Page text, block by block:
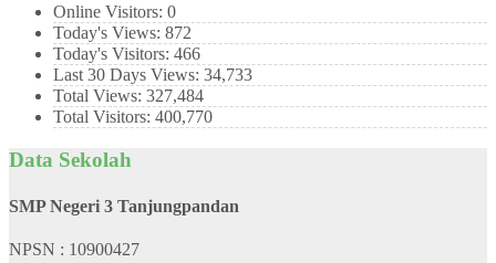
Online Visitors: 0
Today's Views: 872
Today's Visitors: 466
Last 30 Days Views: 34,733
Total Views: 327,484
Total Visitors: 400,770
Data Sekolah
SMP Negeri 3 Tanjungpandan
NPSN : 10900427